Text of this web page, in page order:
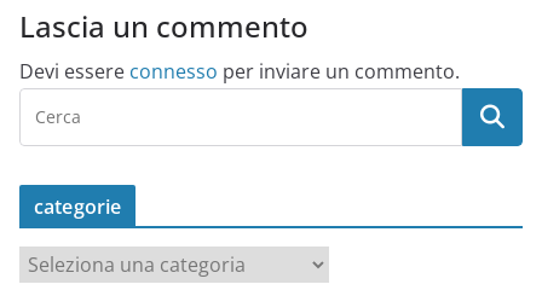
Lascia un commento
Devi essere connesso per inviare un commento.
categorie